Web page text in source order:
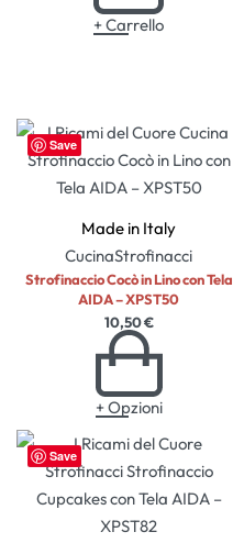
+ Carrello
Save
Made in Italy
CucinaStrofinacci
Strofinaccio Cocò in Lino con Tela
AIDA – XPST50
10,50€
+ Opzioni
Save